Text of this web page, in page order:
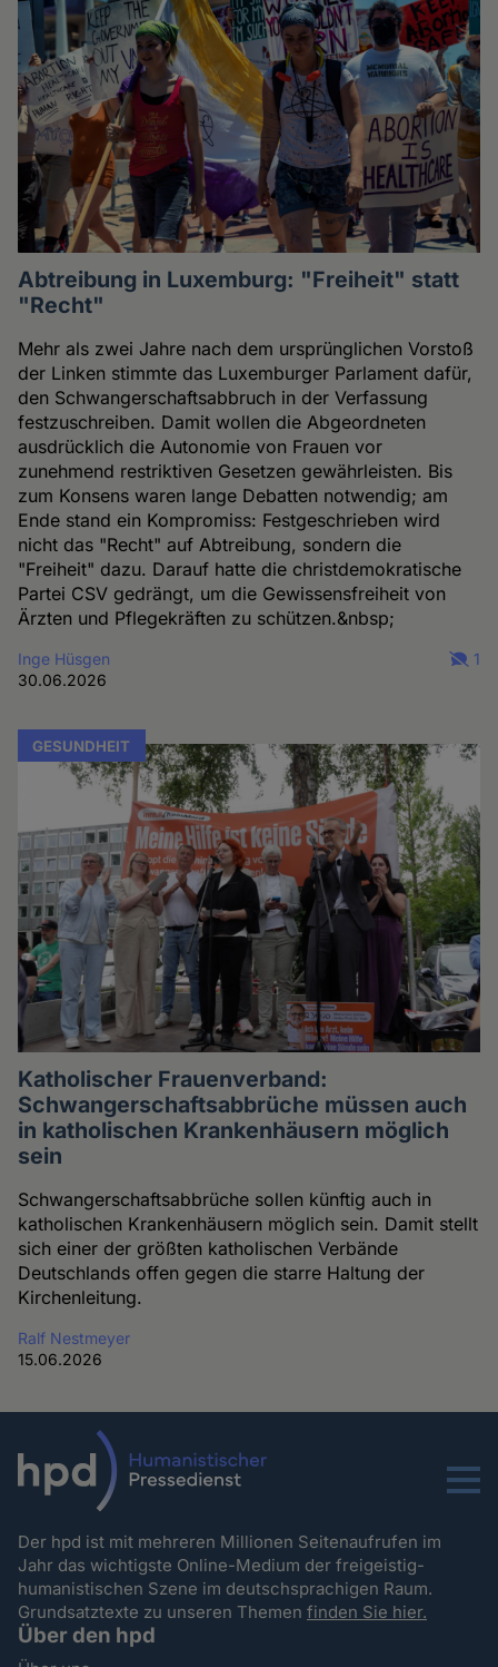
Abtreibung in Luxemburg: "Freiheit" statt
"Recht"
Mehr als zwei Jahre nach dem ursprünglichen Vorstoß
der Linken stimmte das Luxemburger Parlament dafür,
den Schwangerschaftsabbruch in der Verfassung
festzuschreiben. Damit wollen die Abgeordneten
ausdrücklich die Autonomie von Frauen vor
zunehmend restriktiven Gesetzen gewährleisten. Bis
zum Konsens waren lange Debatten notwendig; am
Ende stand ein Kompromiss: Festgeschrieben wird
nicht das "Recht" auf Abtreibung, sondern die
"Freiheit" dazu. Darauf hatte die christdemokratische
Partei CSV gedrängt, um die Gewissensfreiheit von
Ärzten und Pflegekräften zu schützen.&nbsp;
Inge Hüsgen
30.06.2026
1
GESUNDHEIT
Katholischer Frauenverband:
Schwangerschaftsabbrüche müssen auch
in katholischen Krankenhäusern möglich
sein
Schwangerschaftsabbrüche sollen künftig auch in
katholischen Krankenhäusern möglich sein. Damit stellt
sich einer der größten katholischen Verbände
Deutschlands offen gegen die starre Haltung der
Kirchenleitung.
Ralf Nestmeyer
15.06.2026
Menu
Der hpd ist mit mehreren Millionen Seitenaufrufen im
Jahr das wichtigste Online-Medium der freigeistig-
humanistischen Szene im deutschsprachigen Raum.
Grundsatztexte zu unseren Themenfinden Sie hier.
Über den hpd